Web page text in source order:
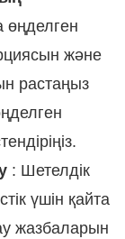
өңделген
және
растаңыз
: Шетелдік
үшін қайта
жазбаларын